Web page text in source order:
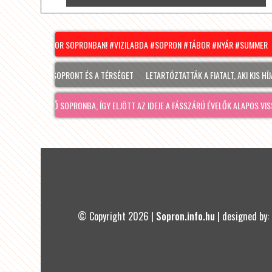
TÁBOR SOPRONBAN! #VIZILABDA #SOPRON #TÁBOR #NYÁR #SUMMER
ÉRINTI SOPRONT ÉS A TÉRSÉGET LETARTÓZTATTÁK A FIATALT, AKI KIS HÍJÁN
A JÓ IDŐ SOPRONBA, ÍGY ELJÖTT AZ IDEJE A FÁSSZÁRÚ ÉVELŐK ALAPOS VISSZAVÁ…
© Copyright 2026 | Sopron.info.hu | designed by: